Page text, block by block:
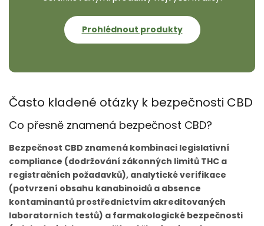
Prohlédnout produkty
Často kladené otázky k bezpečnosti CBD
Co přesně znamená bezpečnost CBD?
Bezpečnost CBD znamená kombinaci legislativní
compliance (dodržování zákonných limitů THC a
registračních požadavků), analytické verifikace
(potvrzení obsahu kanabinoidů a absence
kontaminantů prostřednictvím akreditovaných
laboratorních testů) a farmakologické bezpečnosti